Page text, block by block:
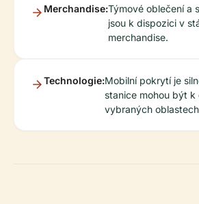
Merchandise:Týmové oblečení a
jsou k dispozici v
merchandise.
Technologie:Mobilní pokrytí je
stanice mohou být
vybraných